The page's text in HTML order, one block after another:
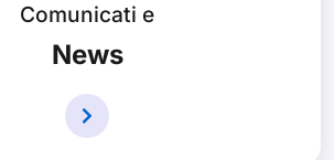
Comunicati e
News